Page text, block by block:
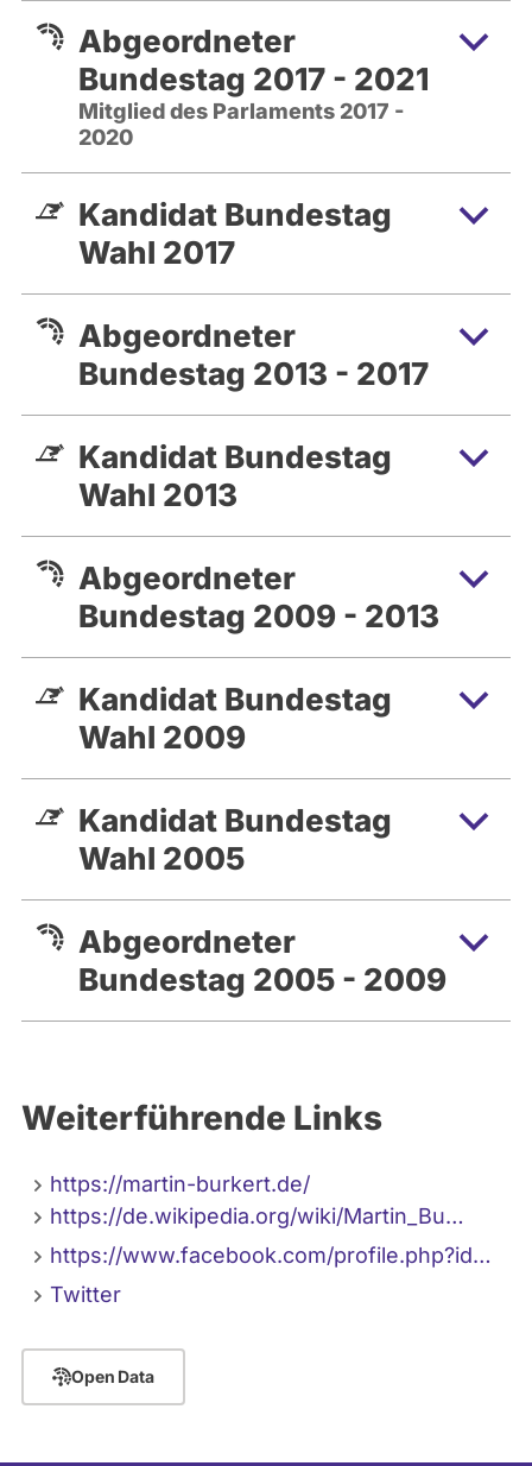
Abgeordneter
Bundestag 2017 - 2021
Mitglied des Parlaments 2017 -
2020
Kandidat Bundestag
Wahl 2017
Abgeordneter
Bundestag 2013 - 2017
Kandidat Bundestag
Wahl 2013
Abgeordneter
Bundestag 2009 - 2013
Kandidat Bundestag
Wahl 2009
Kandidat Bundestag
Wahl 2005
Abgeordneter
Bundestag 2005 - 2009
Weiterführende Links
https://martin-burkert.de/
https://de.wikipedia.org/wiki/Martin_Bu…
https://www.facebook.com/profile.php?id…
Twitter
Open Data